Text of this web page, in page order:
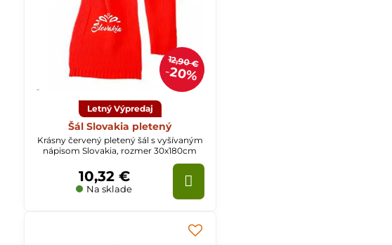
12,90 €
20%
Letný Výpredaj
Šál Slovakia pletený
Krásny červený pletený šál s vyšívaným
nápisom Slovakia, rozmer 30x180cm
Na sklade
10,32 €